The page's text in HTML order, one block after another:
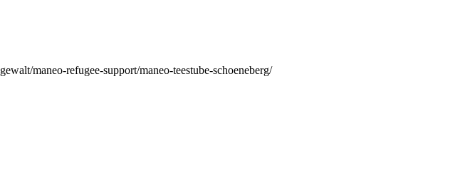
maneo-refugee-support/maneo-teestube-schoeneberg/